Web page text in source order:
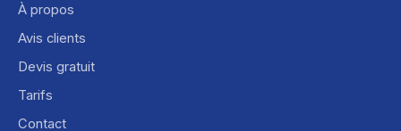
À propos
Avis clients
Devis gratuit
Tarifs
Contact